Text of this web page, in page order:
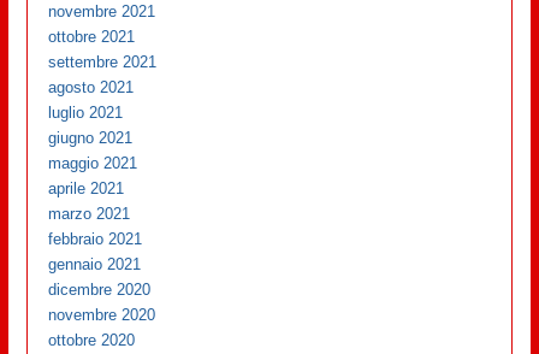
novembre 2021
ottobre 2021
settembre 2021
agosto 2021
luglio 2021
giugno 2021
maggio 2021
aprile 2021
marzo 2021
febbraio 2021
gennaio 2021
dicembre 2020
novembre 2020
ottobre 2020